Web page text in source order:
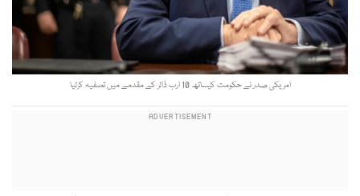
امریکی صدر نے حکومت کیساتھ 10 ارب ڈالر کے مقدمے میں تصفیہ کرلیا